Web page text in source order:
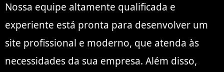
Nossa equipe altamente qualificada e
experiente está pronta para desenvolver um
site profissional e moderno, que atenda às
necessidades da sua empresa. Além disso,